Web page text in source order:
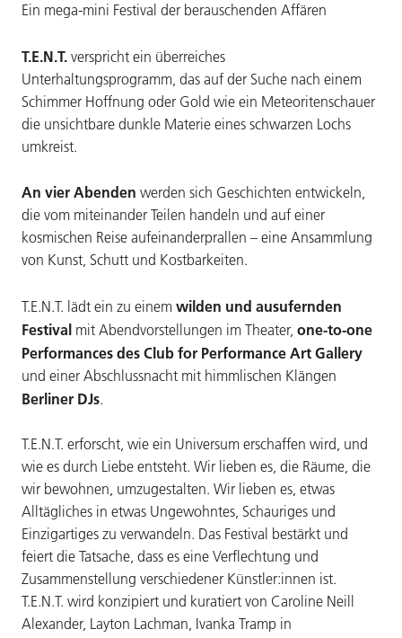
Ein mega-mini Festival der berauschenden Affären
T.E.N.T. verspricht ein überreiches
Unterhaltungsprogramm, das auf der Suche nach einem
Schimmer Hoffnung oder Gold wie ein Meteoritenschauer
die unsichtbare dunkle Materie eines schwarzen Lochs
umkreist.
An vier Abenden werden sich Geschichten entwickeln,
die vom miteinander Teilen handeln und auf einer
kosmischen Reise aufeinanderprallen – eine Ansammlung
von Kunst, Schutt und Kostbarkeiten.
T.E.N.T. lädt ein zu einem wilden und ausufernden
Festival mit Abendvorstellungen im Theater, one-to-one
Performances des Club for Performance Art Gallery
und einer Abschlussnacht mit himmlischen Klängen
Berliner DJs.
T.E.N.T. erforscht, wie ein Universum erschaffen wird, und
wie es durch Liebe entsteht. Wir lieben es, die Räume, die
wir bewohnen, umzugestalten. Wir lieben es, etwas
Alltägliches in etwas Ungewohntes, Schauriges und
Einzigartiges zu verwandeln. Das Festival bestärkt und
feiert die Tatsache, dass es eine Verflechtung und
Zusammenstellung verschiedener Künstler:innen ist.
T.E.N.T. wird konzipiert und kuratiert von Caroline Neill
Alexander, Layton Lachman, Ivanka Tramp in